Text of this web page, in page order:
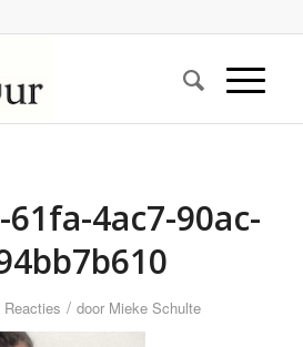
4ac7-90ac-
Reacties / door Mieke Schulte